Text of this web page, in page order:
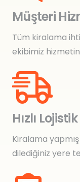
Müşteri
Tüm kiralama
ekibimiz
Hızlı
Kiralama
dilediğiniz yere